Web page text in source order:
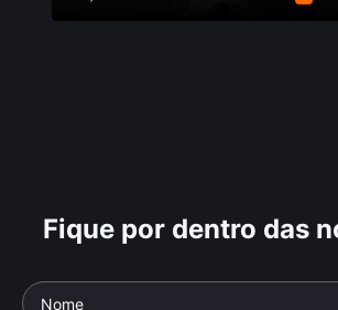
Fique por dentro das